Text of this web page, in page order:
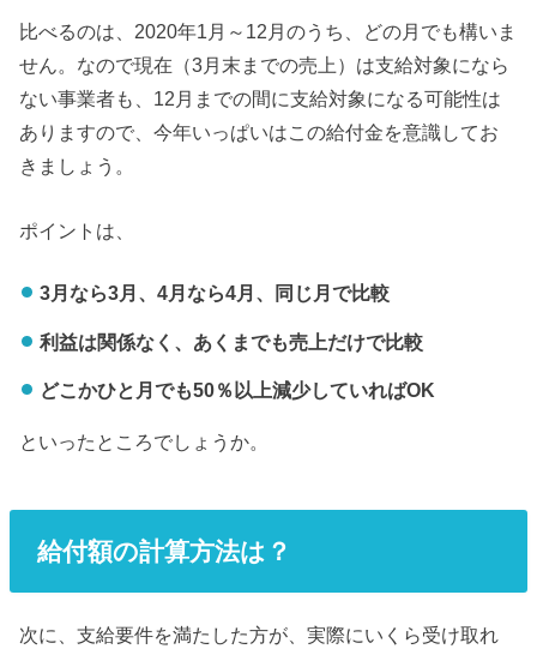
比べるのは、2020年1月～12月のうち、どの月でも構いま
せん。なので現在（3月末までの売上）は支給対象になら
ない事業者も、12月までの間に支給対象になる可能性は
ありますので、今年いっぱいはこの給付金を意識してお
きましょう。
ポイントは、
3月なら3月、4月なら4月、同じ月で比較
利益は関係なく、あくまでも売上だけで比較
どこかひと月でも50％以上減少していればOK
といったところでしょうか。
給付額の計算方法は？
次に、支給要件を満たした方が、実際にいくら受け取れ